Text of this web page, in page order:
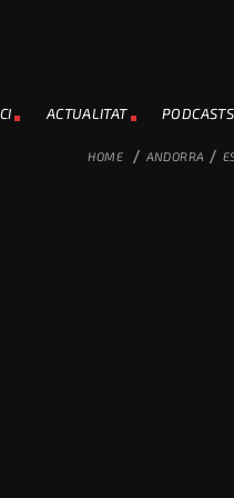
ACTUALITAT PODCASTS
HOME / ANDORRA /